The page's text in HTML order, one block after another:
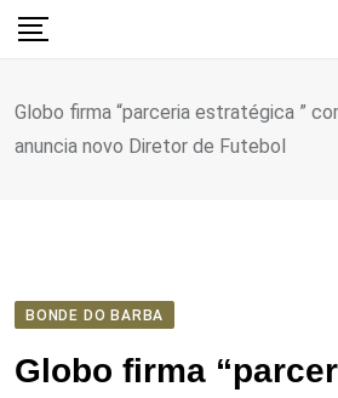
para
conteúdo
Globo firma “parceria estratégica ”
anuncia novo Diretor de Futebol
BONDE DO BARBA
Globo firma